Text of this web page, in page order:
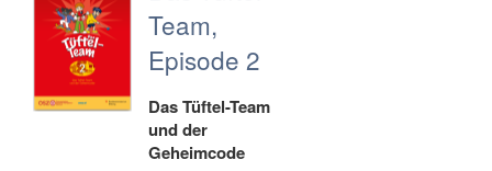
Team,
Episode 2
Das Tüftel-Team
und der
Geheimcode